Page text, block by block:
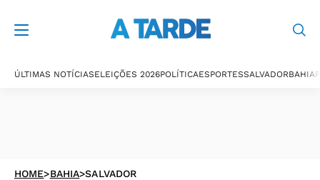
ÚLTIMAS NOTÍCIASELEIÇÕES 2026POLÍTICAESPORTESSALVADORBAHIA
HOME>BAHIA>SALVADOR